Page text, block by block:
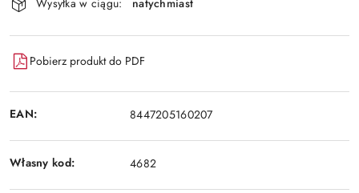
Wysyłka w ciągu: natychmiast
Pobierz produkt do PDF
EAN: 8447205160207
Własny kod: 4682